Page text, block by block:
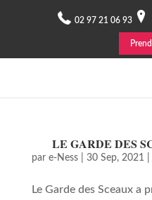
02 97 21 06 93
LE GARDE DES
par e-Ness| 30 Sep, 2021
Le Garde des Sceaux a